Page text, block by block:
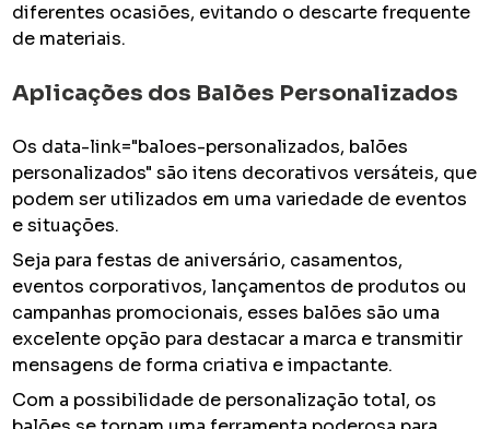
diferentes ocasiões, evitando o descarte frequente
de materiais.
Aplicações dos Balões Personalizados
Os data-link="baloes-personalizados, balões
personalizados" são itens decorativos versáteis, que
podem ser utilizados em uma variedade de eventos
e situações.
Seja para festas de aniversário, casamentos,
eventos corporativos, lançamentos de produtos ou
campanhas promocionais, esses balões são uma
excelente opção para destacar a marca e transmitir
mensagens de forma criativa e impactante.
Com a possibilidade de personalização total, os